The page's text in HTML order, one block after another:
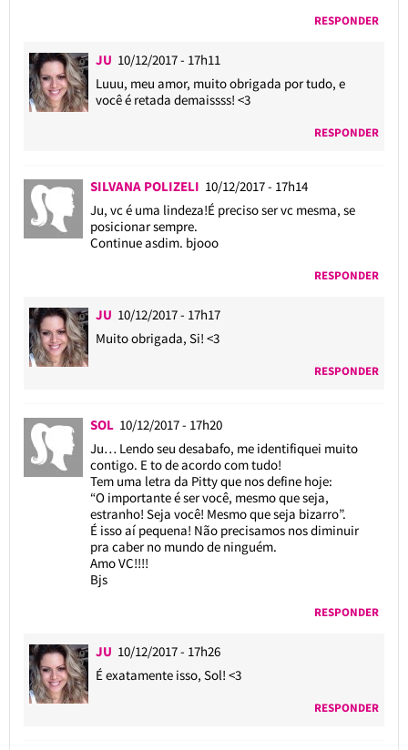
RESPONDER
JU 10/12/2017 - 17h11
Luuu, meu amor, muito obrigada por tudo, e
você é retada demaissss! <3
RESPONDER
SILVANA POLIZELI 10/12/2017 - 17h14
Ju, vc é uma lindeza!É preciso ser vc mesma, se
posicionar sempre.
Continue asdim. bjooo
RESPONDER
JU 10/12/2017 - 17h17
Muito obrigada, Si! <3
RESPONDER
SOL 10/12/2017 - 17h20
Ju… Lendo seu desabafo, me identifiquei muito
contigo. E to de acordo com tudo!
Tem uma letra da Pitty que nos define hoje:
“O importante é ser você, mesmo que seja,
estranho! Seja você! Mesmo que seja bizarro”.
É isso aí pequena! Não precisamos nos diminuir
pra caber no mundo de ninguém.
Amo VC!!!!
Bjs
RESPONDER
JU 10/12/2017 - 17h26
É exatamente isso, Sol! <3
RESPONDER